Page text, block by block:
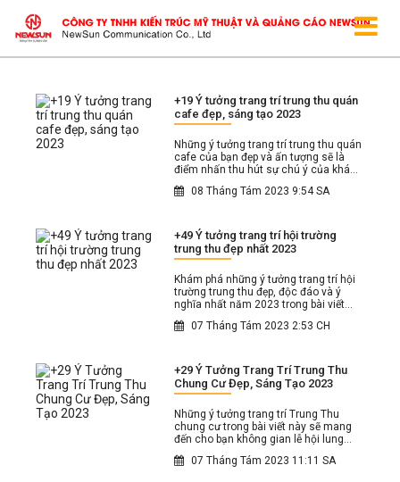
+19 Ý tưởng trang trí trung thu quán
cafe đẹp, sáng tạo 2023
Những ý tưởng trang trí trung thu quán
cafe của bạn đẹp và ấn tượng sẽ là
điểm nhấn thu hút sự chú ý của khách
hàng vào dịp lễ Trung Thu này.
08 Tháng Tám 2023 9:54 SA
+49 Ý tưởng trang trí hội trường
trung thu đẹp nhất 2023
Khám phá những ý tưởng trang trí hội
trường trung thu đẹp, độc đáo và ý
nghĩa nhất năm 2023 trong bài viết
này nhé.
07 Tháng Tám 2023 2:53 CH
+29 Ý Tưởng Trang Trí Trung Thu
Chung Cư Đẹp, Sáng Tạo 2023
Những ý tưởng trang trí Trung Thu
chung cư trong bài viết này sẽ mang
đến cho bạn không gian lễ hội lung
linh tạo nên những kỷ niệm đáng nhớ
và gắn kết trong cộng đồng cư dân.
07 Tháng Tám 2023 11:11 SA